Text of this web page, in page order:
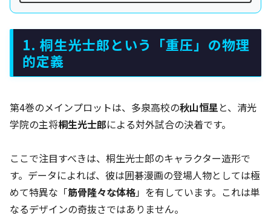
1. 桐生光士郎という「重圧」の物理
的定義
第4巻のメインプロットは、多泉高校の秋山恒星 と、清光
学院の主将桐生光士郎による対外試合の決着です。
ここで注目すべきは、桐生光士郎のキャラクター造形で
す。データによれば、彼は囲碁漫画の登場人物としては極
めて特異な「筋骨隆々な体格」を有しています。これは単
なるデザインの奇抜さではありません。